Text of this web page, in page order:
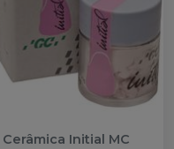
Cerâmica Initial MC